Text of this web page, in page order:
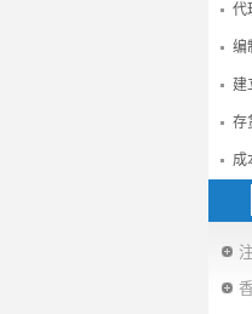
代
编
建
存
成